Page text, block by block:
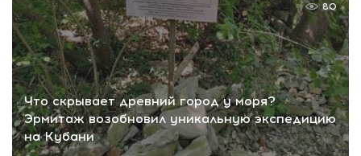
Что скрывает древний город у моря?
Эрмитаж возобновил уникальную экспедицию
на Кубани
80